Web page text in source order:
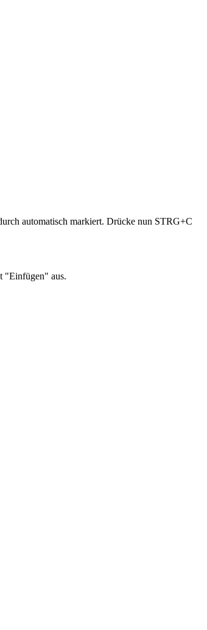
automatisch markiert. Drücke nun STRG+C
"Einfügen" aus.